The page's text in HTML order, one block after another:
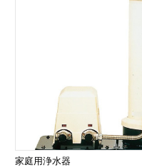
家庭用浄水器